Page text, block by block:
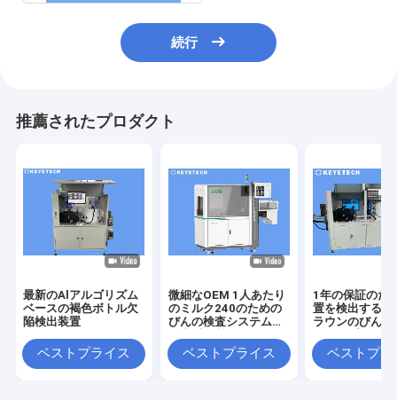
続行
推薦されたプロダクト
最新のAlアルゴリズム
ベースの褐色ボトル欠
陥検出装置
ベストプライス
微細なOEM 1人あたり
のミルク240のための
びんの検査システムは
ベストプライス
1年の保証のた
置を検出する特
ラウンのびんの
ベストプラ